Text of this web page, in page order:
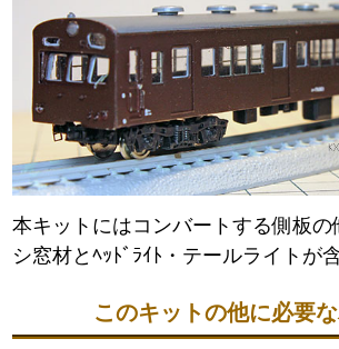
本キットにはコンバートする側板の
シ窓材とﾍｯﾄﾞﾗｲﾄ・テールライトが
このキットの他に必要